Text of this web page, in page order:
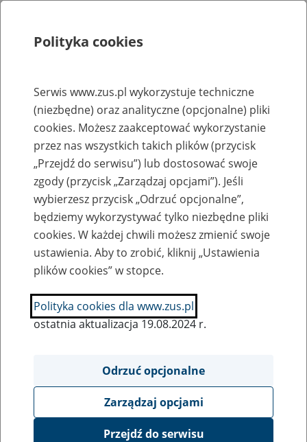
Rejestry, ewidencje i archiwa
Baza zlikwidowanych lub
przekształconych zakładów pracy
Nazwa zakładu pracy:
SZUKAJ
Ukryj wszystkie pozycje bazy
Polityka cookies
Serwis www.zus.pl wykorzystuje techniczne
(niezbędne) oraz analityczne (opcjonalne) pliki
cookies. Możesz zaakceptować wykorzystanie
przez nas wszystkich takich plików (przycisk
„Przejdź do serwisu”) lub dostosować swoje
zgody (przycisk „Zarządzaj opcjami”). Jeśli
wybierzesz przycisk „Odrzuć opcjonalne”,
będziemy wykorzystywać tylko niezbędne pliki
cookies. W każdej chwili możesz zmienić swoje
ustawienia. Aby to zrobić, kliknij „Ustawienia
plików cookies” w stopce.
Polityka cookies dla www.zus.pl
ostatnia aktualizacja 19.08.2024 r.
Odrzuć opcjonalne
Zarządzaj opcjami
Przejdź do serwisu